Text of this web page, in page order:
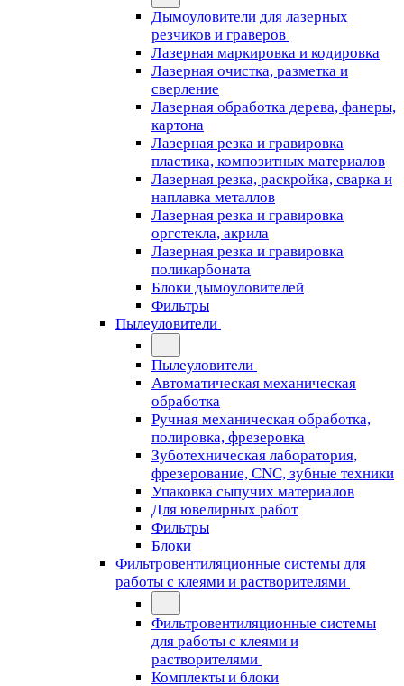
Дымоуловители для лазерных
резчиков и граверов
Лазерная маркировка и кодировка
Лазерная очистка, разметка и
сверление
Лазерная обработка дерева, фанеры,
картона
Лазерная резка и гравировка
пластика, композитных материалов
Лазерная резка, раскройка, сварка и
наплавка металлов
Лазерная резка и гравировка
оргстекла, акрила
Лазерная резка и гравировка
поликарбоната
Блоки дымоуловителей
Фильтры
Пылеуловители
Пылеуловители
Автоматическая механическая
обработка
Ручная механическая обработка,
полировка, фрезеровка
Зуботехническая лаборатория,
фрезерование, CNC, зубные техники
Упаковка сыпучих материалов
Для ювелирных работ
Фильтры
Блоки
Фильтровентиляционные системы для
работы с клеями и растворителями
Фильтровентиляционные системы
для работы с клеями и
растворителями
Комплекты и блоки